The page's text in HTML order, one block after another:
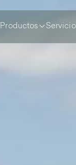
Productos